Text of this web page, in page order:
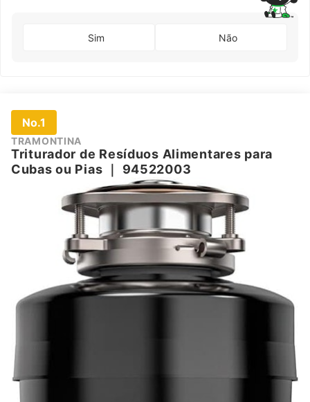
Sim Não
No.1
TRAMONTINA
Triturador de Resíduos Alimentares para
Cubas ou Pias
94522003